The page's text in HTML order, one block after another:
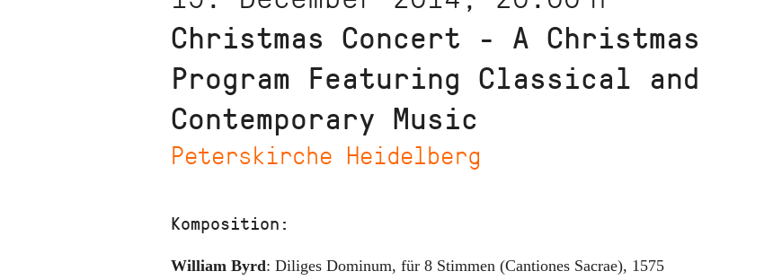
Christmas Concert - A Christmas
Program Featuring Classical and
Contemporary Music
Peterskirche Heidelberg
Komposition:
William Byrd: Diliges Dominum, für 8 Stimmen (Cantiones Sacrae), 1575